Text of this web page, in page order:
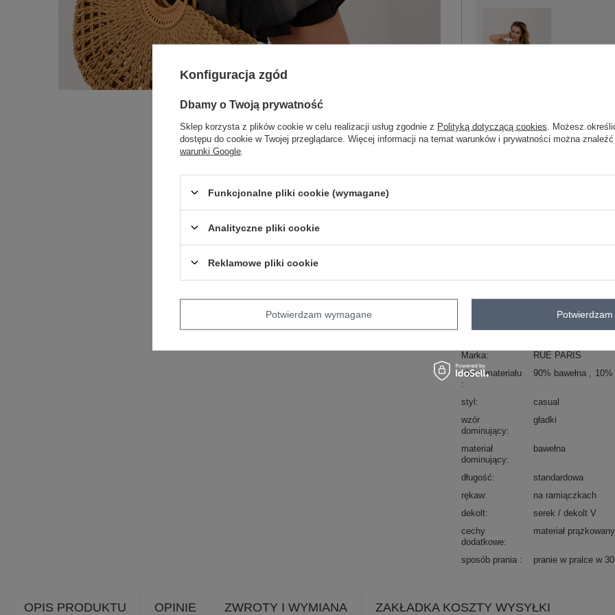
Marka
RUE PARIS
skład materiału
90% bawełna
styl
casual
wzór
dominujący
gładki
materiał
dominujący
bawełna
długość
standardowa
rękaw
na ramiączkach
dekolt
serek / dekolt V
cechy
dodatkowe
materiał prążkowany
sposób prania pranie w pralce w
OPIS PRODUKTU OPINIE ZWROTY I WYMIANA ZAKŁADKA KOSZTY WYSYŁKI
Konfiguracja zgód
Dbamy o Twoją prywatność
Sklep korzysta z plików cookie w celu realizacji usług zgodnie z Polityką dotyczącą cookies . Możesz
dostępu do cookie w Twojej przeglądarce. Więcej informacji na temat warunków i prywatności można
warunki Google
Funkcjonalne pliki cookie (wymagane)
Analityczne pliki cookie
Reklamowe pliki cookie
Potwierdzam wymagane